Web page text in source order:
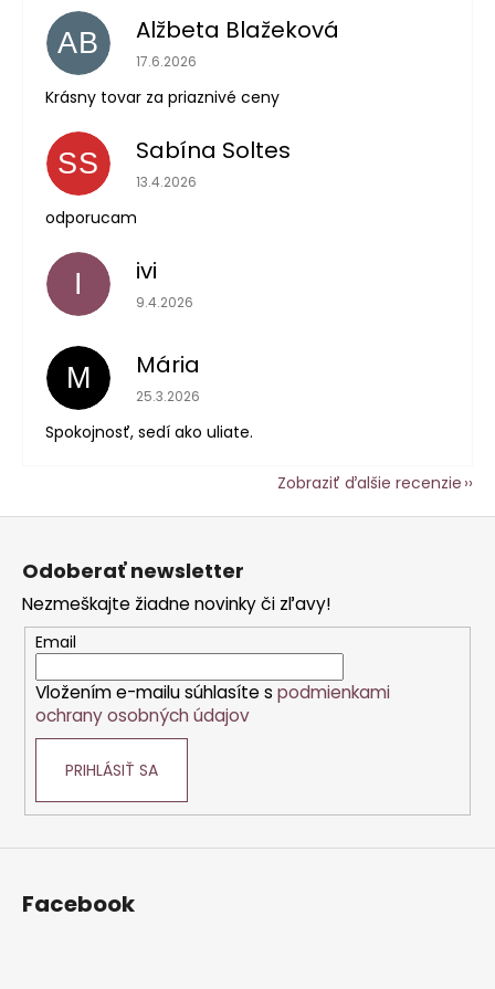
AB Alžbeta Blažeková
Hodnotenie obchodu je 5 z 5 hviezdičiek.
17.6.2026
Krásny tovar za priaznivé ceny
SS Sabína Soltes
Hodnotenie obchodu je 5 z 5 hviezdičiek.
13.4.2026
odporucam
I ivi
Hodnotenie obchodu je 5 z 5 hviezdičiek.
9.4.2026
M Mária
Hodnotenie obchodu je 5 z 5 hviezdičiek.
25.3.2026
Spokojnosť, sedí ako uliate.
Zobraziť ďalšie recenzie
Z
Odoberať newsletter
Nezmeškajte žiadne novinky či zľavy!
Email
Vložením e-mailu súhlasíte s podmienkami
ochrany osobných údajov
PRIHLÁSIŤ SA
Facebook